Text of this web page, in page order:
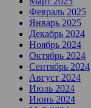
Февраль 2025
Январь 2025
Декабрь 2024
Ноябрь 2024
Октябрь 2024
Сентябрь 2024
Август 2024
Июль 2024
Июнь 2024